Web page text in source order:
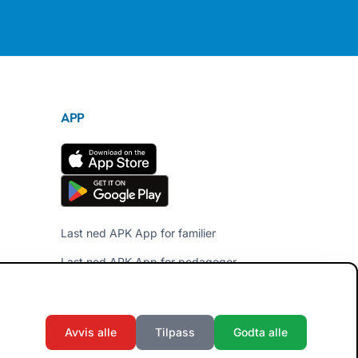
APP
Last ned APK App for familier
Last ned APK App for pedagoger
Avvis alle Tilpass Godta alle